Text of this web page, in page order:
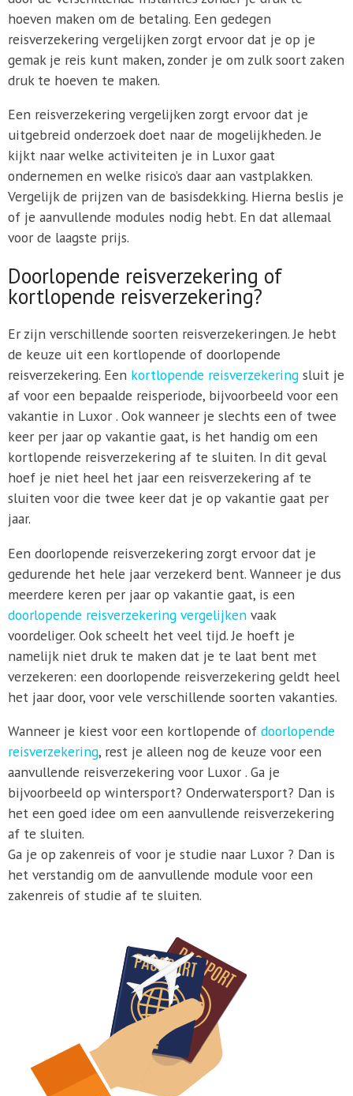
hoeven maken om de betaling. Een gedegen
reisverzekering vergelijken zorgt ervoor dat je op je
gemak je reis kunt maken, zonder je om zulk soort zaken
druk te hoeven te maken.
Een reisverzekering vergelijken zorgt ervoor dat je
uitgebreid onderzoek doet naar de mogelijkheden. Je
kijkt naar welke activiteiten je in Luxor gaat
ondernemen en welke risico’s daar aan vastplakken.
Vergelijk de prijzen van de basisdekking. Hierna beslis je
of je aanvullende modules nodig hebt. En dat allemaal
voor de laagste prijs.
Doorlopende reisverzekering of
kortlopende reisverzekering?
Er zijn verschillende soorten reisverzekeringen. Je hebt
de keuze uit een kortlopende of doorlopende
reisverzekering. Een kortlopende reisverzekeringsluit je
af voor een bepaalde reisperiode, bijvoorbeeld voor een
vakantie in Luxor . Ook wanneer je slechts een of twee
keer per jaar op vakantie gaat, is het handig om een
kortlopende reisverzekering af te sluiten. In dit geval
hoef je niet heel het jaar een reisverzekering af te
sluiten voor die twee keer dat je op vakantie gaat per
jaar.
Een doorlopende reisverzekering zorgt ervoor dat je
gedurende het hele jaar verzekerd bent. Wanneer je dus
meerdere keren per jaar op vakantie gaat, is een
doorlopende reisverzekering vergelijkenvaak
voordeliger. Ook scheelt het veel tijd. Je hoeft je
namelijk niet druk te maken dat je te laat bent met
verzekeren: een doorlopende reisverzekering geldt heel
het jaar door, voor vele verschillende soorten vakanties.
Wanneer je kiest voor een kortlopende of doorlopende
reisverzekering, rest je alleen nog de keuze voor een
aanvullende reisverzekering voor Luxor . Ga je
bijvoorbeeld op wintersport? Onderwatersport? Dan is
het een goed idee om een aanvullende reisverzekering
af te sluiten.
Ga je op zakenreis of voor je studie naar Luxor ? Dan is
het verstandig om de aanvullende module voor een
zakenreis of studie af te sluiten.